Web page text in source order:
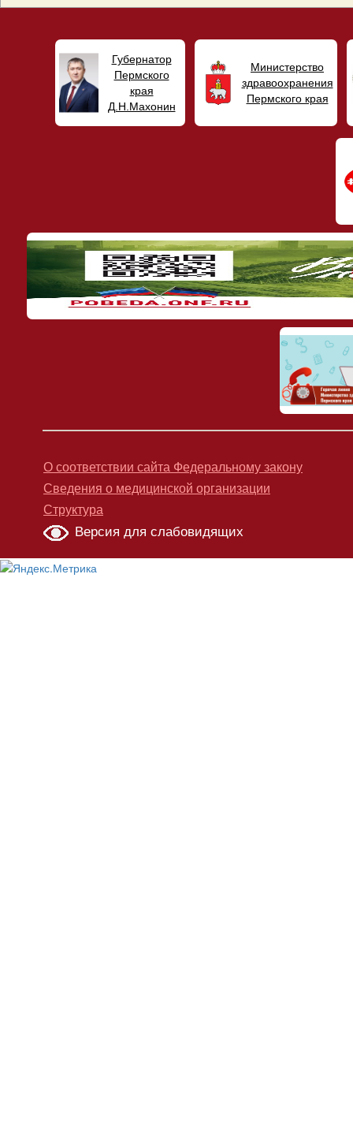
Губернатор
Пермского
края
Д.Н.Махонин
Министерство
здравоохранения
Пермского края
О соответствии сайта Федеральному закону
Сведения о медицинской организации
Структура
Версия для слабовидящих